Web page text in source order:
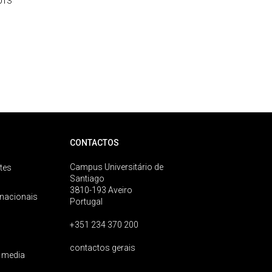
CONTACTOS
Campus Universitário de
Santiago
3810-193 Aveiro
Portugal
+351 234 370 200
contactos gerais